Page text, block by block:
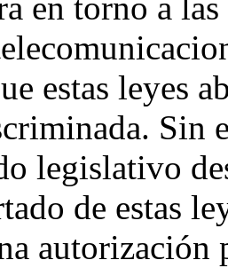
en torno a
estas leyes
Sin
legislativo
de estas
autorización